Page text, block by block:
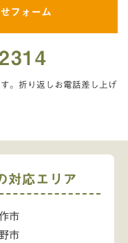
フォーム
。折り返しお電話差し上げ
対応エリア
市
市